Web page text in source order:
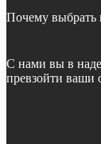
Почему выбрать
С нами вы в
превзойти ваши